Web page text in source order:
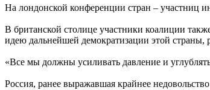
На лондонской конференции стран – участниц
В британской столице участники коалиции
идею дальнейшей демократизации этой страны,
«Все мы должны усиливать давление и
Россия, ранее выражавшая крайнее